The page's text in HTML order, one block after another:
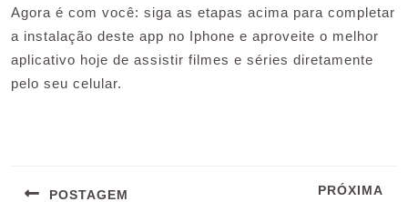
Agora é com você: siga as etapas acima para completar
a instalação deste app no Iphone e aproveite o melhor
aplicativo hoje de assistir filmes e séries diretamente
pelo seu celular.
POSTAGEM PRÓXIMA